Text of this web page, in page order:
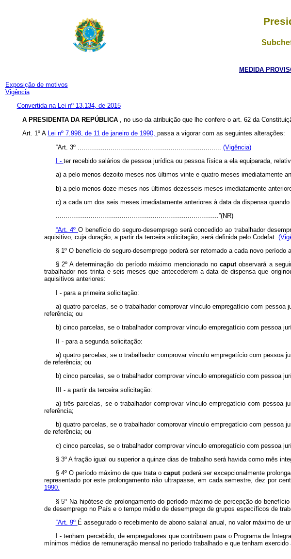
MEDIDA
Exposição de motivos
Vigência
Convertida na Lei nº 13.134, de 2015
A PRESIDENTA DA REPÚBLICA
, no uso da atribuição que lhe confere o art. 62 da
Art. 1º A Lei nº 7.998, de 11 de janeiro de 1990, passa a vigorar com as seguintes alterações:
“Art. 3º
(Vigência)
I - ter recebido salários de pessoa jurídica ou pessoa física a ela equiparada,
a) a pelo menos dezoito meses nos últimos vinte e quatro meses imediatamente
b) a pelo menos doze meses nos últimos dezesseis meses imediatamente
c) a cada um dos seis meses imediatamente anteriores à data da dispensa
....................................................................................”(NR)
“Art. 4º O benefício do seguro-desemprego será concedido ao trabalhador
aquisitivo, cuja duração, a partir da terceira solicitação, será definida pelo Codefat.
§ 1º O benefício do seguro-desemprego poderá ser retomado a cada novo
§ 2º A determinação do período máximo mencionado nocaputobservará a
trabalhador nos trinta e seis meses que antecederem a data de dispensa que
aquisitivos anteriores:
I - para a primeira solicitação:
a) quatro parcelas, se o trabalhador comprovar vínculo empregatício com
referência; ou
b) cinco parcelas, se o trabalhador comprovar vínculo empregatício com pessoa
II - para a segunda solicitação:
a) quatro parcelas, se o trabalhador comprovar vínculo empregatício com
de referência; ou
b) cinco parcelas, se o trabalhador comprovar vínculo empregatício com pessoa
III - a partir da terceira solicitação:
a) três parcelas, se o trabalhador comprovar vínculo empregatício com
referência;
b) quatro parcelas, se o trabalhador comprovar vínculo empregatício com
de referência; ou
c) cinco parcelas, se o trabalhador comprovar vínculo empregatício com pessoa
§ 3º A fração igual ou superior a quinze dias de trabalho será havida como mês
§ 4º O período máximo de que trata ocaput poderá ser excepcionalmente
representado por este prolongamento não ultrapasse, em cada semestre, dez por
1990.
§ 5º Na hipótese de prolongamento do período máximo de percepção do
de desemprego no País e o tempo médio de desemprego de grupos específicos de
“Art. 9º É assegurado o recebimento de abono salarial anual, no valor máximo de
I - tenham percebido, de empregadores que contribuem para o Programa de
mínimos médios de remuneração mensal no período trabalhado e que tenham